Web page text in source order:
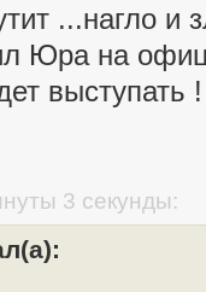
...нагло и
Юра на
выступать
3 секунды: